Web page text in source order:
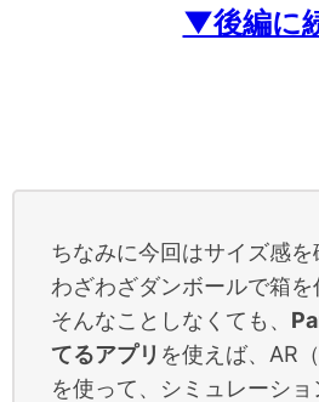
▼後編に
ちなみに今回はサイズ感を
わざわざダンボールで箱
そんなことしなくても、
てるアプリ を使えば、AR
を使って、シミュレーシ